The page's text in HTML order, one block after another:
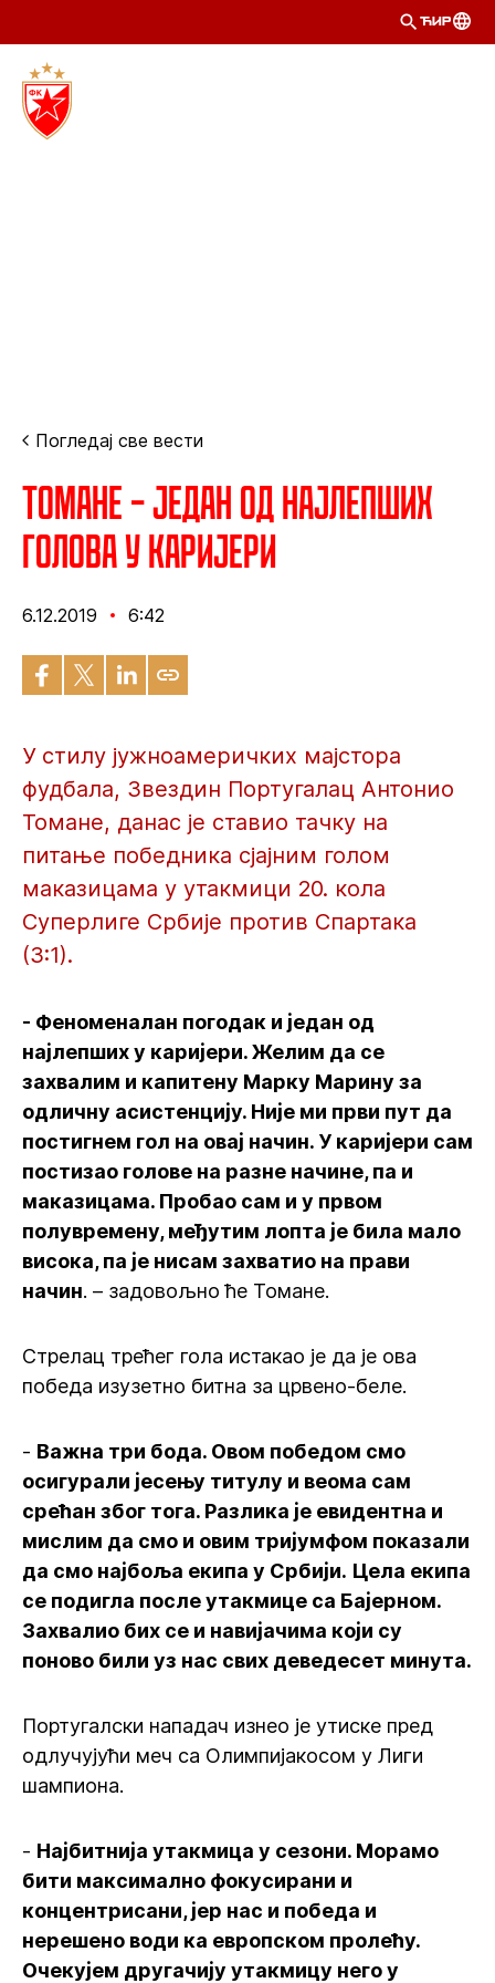
ЋИР
Погледај све вести
Томане – Један од најлепших
голова у каријери
6.12.2019 6:42
У стилу јужноамеричких мајстора
фудбала, Звездин Португалац Антонио
Томане, данас је ставио тачку на
питање победника сјајним голом
маказицама у утакмици 20. кола
Суперлиге Србије против Спартака
(3:1).
- Феноменалан погодак и један од
најлепших у каријери. Желим да се
захвалим и капитену Марку Марину за
одличну асистенцију. Није ми први пут да
постигнем гол на овај начин. У каријери сам
постизао голове на разне начине, па и
маказицама. Пробао сам и у првом
полувремену, међутим лопта је била мало
висока, па је нисам захватио на прави
начин. – задовољно ће Томане.
Стрелац трећег гола истакао је да је ова
победа изузетно битна за црвено-беле.
- Важна три бода. Овом победом смо
осигурали јесењу титулу и веома сам
срећан због тога. Разлика је евидентна и
мислим да смо и овим тријумфом показали
да смо најбоља екипа у Србији. Цела екипа
се подигла после утакмице са Бајерном.
Захвалио бих се и навијачима који су
поново били уз нас свих деведесет минута.
Португалски нападач изнео је утиске пред
одлучујући меч са Олимпијакосом у Лиги
шампиона.
- Најбитнија утакмица у сезони. Морамо
бити максимално фокусирани и
концентрисани, јер нас и победа и
нерешено води ка европском пролећу.
Очекујем другачију утакмицу него у